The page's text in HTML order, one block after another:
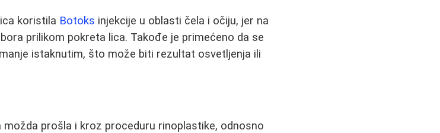
koristila Botoks injekcije u oblasti čela i očiju, jer na
prilikom pokreta lica. Takođe je primećeno da se
istaknutim, što može biti rezultat osvetljenja ili
prošla i kroz proceduru rinoplastike, odnosno